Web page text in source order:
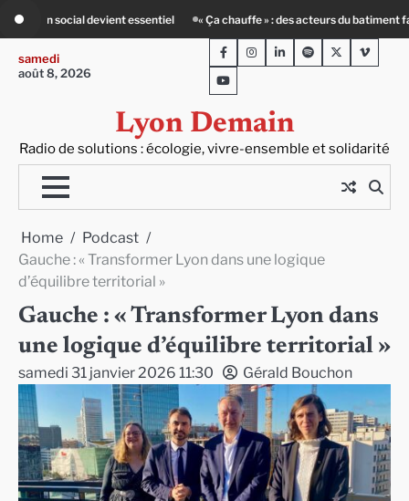
content
face au défi climatique 80 Jours Voyages : au cœur du Lengai
samedi
août 8, 2026
Lyon Demain
Radio de solutions : écologie, vivre-ensemble et solidarité
FacebookInstagram
LinkedInSpotifyTwitterViméo
Youtube
Home
Podcast
Gauche : « Transformer Lyon dans une logique
d’équilibre territorial »
Gauche : « Transformer Lyon dans
une logique d’équilibre territorial »
samedi 31 janvier 2026 11:30 Gérald Bouchon